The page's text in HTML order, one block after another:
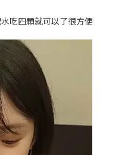
吃四顆就可以了很方便